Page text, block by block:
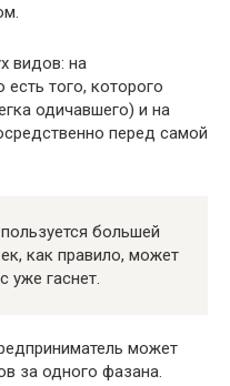
видов: на
того, которого
одичавшего) и на
перед самой
большей
как правило, может
уже гаснет.
может
за одного фазана.